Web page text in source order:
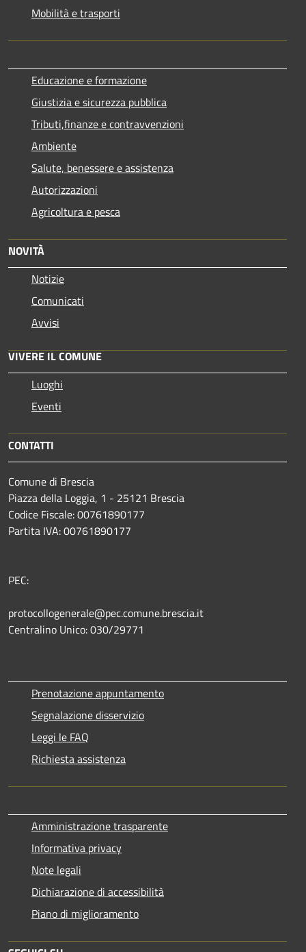
Mobilità e trasporti
Educazione e formazione
Giustizia e sicurezza pubblica
Tributi,finanze e contravvenzioni
Ambiente
Salute, benessere e assistenza
Autorizzazioni
Agricoltura e pesca
NOVITÀ
Notizie
Comunicati
Avvisi
VIVERE IL COMUNE
Luoghi
Eventi
CONTATTI
Comune di Brescia
Piazza della Loggia, 1 - 25121 Brescia
Codice Fiscale: 00761890177
Partita IVA: 00761890177
PEC:
protocollogenerale@pec.comune.brescia.it
Centralino Unico: 030/29771
Prenotazione appuntamento
Segnalazione disservizio
Leggi le FAQ
Richiesta assistenza
Amministrazione trasparente
Informativa privacy
Note legali
Dichiarazione di accessibilità
Piano di miglioramento